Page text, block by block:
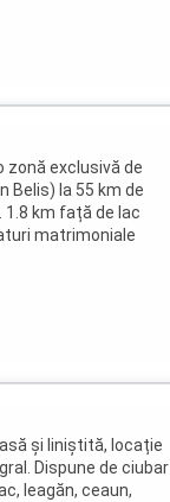
zonă exclusivă de
Belis) la 55 km de
1.8 km față de lac
matrimoniale
și liniștită, locație
Dispune de ciubar
leagăn, ceaun,